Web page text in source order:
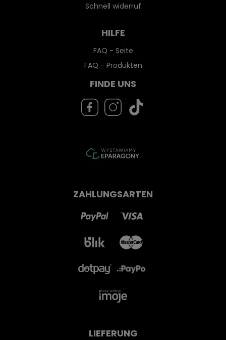
Schnell widerruf
HILFE
FAQ - Seite
FAQ - Produkten
FINDE UNS
ZAHLUNGSARTEN
LIEFERUNG